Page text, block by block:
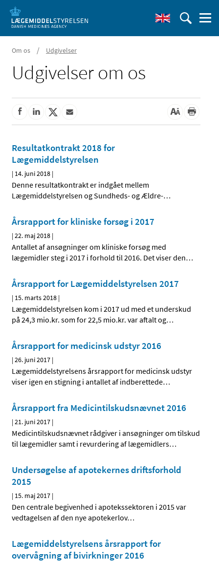
Om os / Udgivelser
Udgivelser om os
Resultatkontrakt 2018 for
Lægemiddelstyrelsen
| 14. juni 2018 |
Denne resultatkontrakt er indgået mellem
Lægemiddelstyrelsen og Sundheds- og Ældre-…
Årsrapport for kliniske forsøg i 2017
|22. maj 2018 |
Antallet af ansøgninger om kliniske forsøg med
lægemidler steg i 2017 i forhold til 2016. Det viser den…
Årsrapport for Lægemiddelstyrelsen 2017
| 15. marts 2018 |
Lægemiddelstyrelsen kom i 2017 ud med et underskud
på 24,3 mio.kr. som for 22,5 mio.kr. var aftalt og…
Årsrapport for medicinsk udstyr 2016
|26. juni 2017 |
Lægemiddelstyrelsens årsrapport for medicinsk udstyr
viser igen en stigning i antallet af indberettede…
Årsrapport fra Medicintilskudsnævnet 2016
|21. juni 2017 |
Medicintilskudsnævnet rådgiver i ansøgninger om tilskud
til lægemidler samt i revurdering af lægemidlers…
Undersøgelse af apotekernes driftsforhold
2015
| 15. maj 2017 |
Den centrale begivenhed i apotekssektoren i 2015 var
vedtagelsen af den nye apotekerlov…
Lægemiddelstyrelsens årsrapport for
overvågning af bivirkninger 2016